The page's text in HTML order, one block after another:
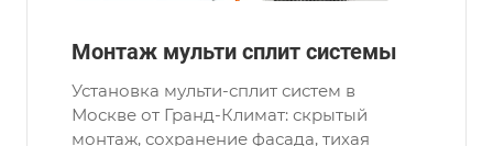
Монтаж мульти сплит системы
Установка мульти-сплит систем в
Москве от Гранд-Климат: скрытый
монтаж, сохранение фасада, тихая